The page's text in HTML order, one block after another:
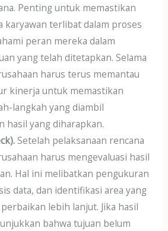
Penting untuk memastikan
karyawan terlibat dalam proses
peran mereka dalam
yang telah ditetapkan. Selama
harus terus memantau
kinerja untuk memastikan
langkah yang diambil
hasil yang diharapkan.
Setelah pelaksanaan rencana
harus mengevaluasi hasil
Hal ini melibatkan pengukuran
data, dan identifikasi area yang
lebih lanjut. Jika hasil
bahwa tujuan belum